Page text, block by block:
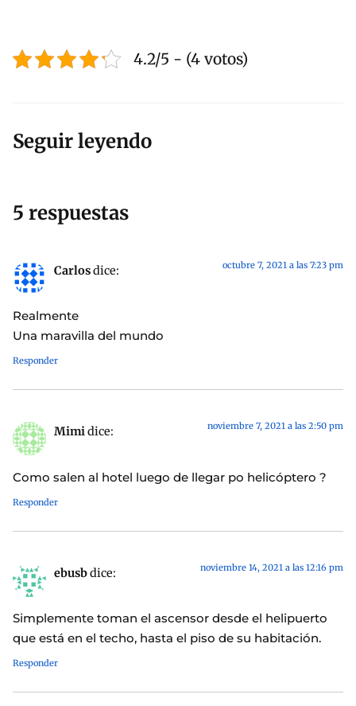
4.2/5 - (4 votos)
Seguir leyendo
5 respuestas
Carlosdice: octubre 7, 2021 a las 7:23 pm
Realmente
Una maravilla del mundo
Responder
Mimidice: noviembre 7, 2021 a las 2:50 pm
Como salen al hotel luego de llegar po helicóptero ?
Responder
ebusbdice: noviembre 14, 2021 a las 12:16 pm
Simplemente toman el ascensor desde el helipuerto
que está en el techo, hasta el piso de su habitación.
Responder